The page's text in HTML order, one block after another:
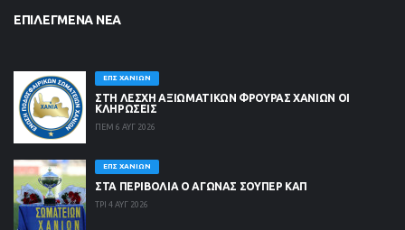
ΕΠΙΛΕΓΜΈΝΑ ΝΈΑ
ΕΠΣ ΧΑΝΊΩΝ
ΣΤΗ ΛΈΣΧΗ ΑΞΙΩΜΑΤΙΚΏΝ ΦΡΟΥΡΆΣ ΧΑΝΊΩΝ ΟΙ
ΚΛΗΡΏΣΕΙΣ
ΠΕΜ 6 ΑΥΓ 2026
ΕΠΣ ΧΑΝΊΩΝ
ΣΤΑ ΠΕΡΙΒΟΛΙΑ Ο ΑΓΩΝΑΣ ΣΟΥΠΕΡ ΚΑΠ
ΤΡΙ 4 ΑΥΓ 2026